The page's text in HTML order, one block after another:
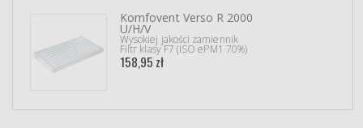
Komfovent Verso R 2000
U/H/V
Wysokiej jakości zamiennik
Filtr klasy F7 (ISO ePM1 70%)
158,95 zł